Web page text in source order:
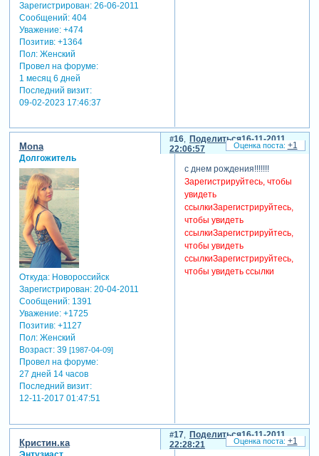
Зарегистрирован: 26-06-2011
Сообщений:404
Уважение: +474
Позитив: +1364
Пол:Женский
Провел на форуме:
1 месяц 6 дней
Последний визит:
09-02-2023 17:46:37
Поделиться
16
16-11-2011
22:06:57
Mona
Долгожитель
Откуда:Новороссийск
Зарегистрирован: 20-04-2011
Сообщений:1391
Уважение: +1725
Позитив: +1127
Пол:Женский
Возраст:39 [1987-04-09]
Провел на форуме:
27 дней 14 часов
Последний визит:
12-11-2017 01:47:51
с днем рождения!!!!!!!
Зарегистрируйтесь, чтобы
увидеть
ссылкиЗарегистрируйтесь,
чтобы увидеть
ссылкиЗарегистрируйтесь,
чтобы увидеть
ссылкиЗарегистрируйтесь,
чтобы увидеть ссылки
+1
Поделиться
17
16-11-2011
22:28:21
Кристин.ка +1